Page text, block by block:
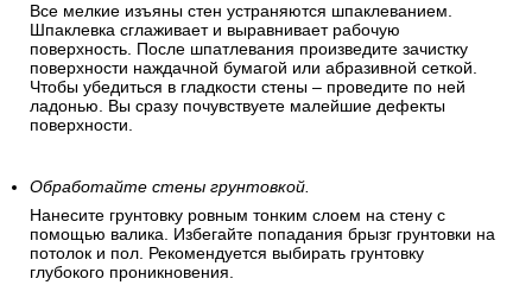
Все мелкие изъяны стен устраняются шпаклеванием.
Шпаклевка сглаживает и выравнивает рабочую
поверхность. После шпатлевания произведите зачистку
поверхности наждачной бумагой или абразивной сеткой.
Чтобы убедиться в гладкости стены – проведите по ней
ладонью. Вы сразу почувствуете малейшие дефекты
поверхности.
Обработайте стены грунтовкой.
Нанесите грунтовку ровным тонким слоем на стену с
помощью валика. Избегайте попадания брызг грунтовки на
потолок и пол. Рекомендуется выбирать грунтовку
глубокого проникновения.